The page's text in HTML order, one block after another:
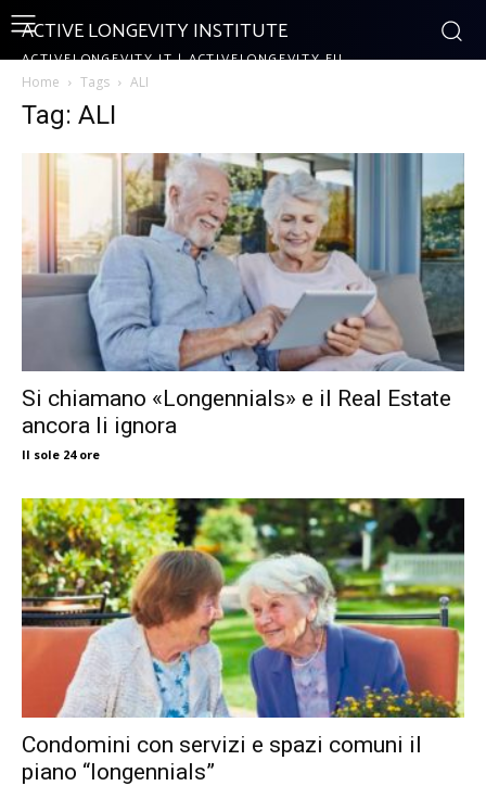
ACTIVE LONGEVITY INSTITUTE
ACTIVELONGEVITY.IT | ACTIVELONGEVITY.EU
Home Tags ALI
Tag: ALI
Si chiamano «Longennials» e il Real Estate
ancora li ignora
Il sole 24 ore
Condomini con servizi e spazi comuni il
piano “longennials”